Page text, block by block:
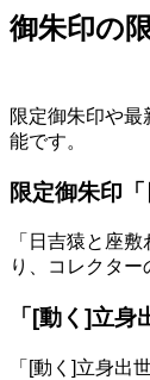
御朱印の
限定御朱印や
能です。
限定御朱印
「日吉猿と座
り、コレクター
「[動く]立
「[動く]立身出